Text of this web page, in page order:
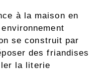
à la maison en
se construit par
des friandises
la literie